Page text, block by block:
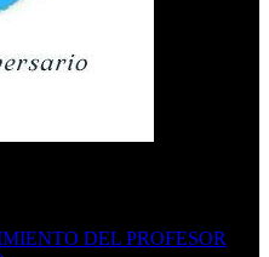
DEL PROFESOR